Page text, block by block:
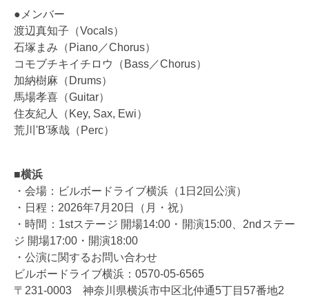
●メンバー
渡辺真知子（Vocals）
石塚まみ（Piano／Chorus）
コモブチキイチロウ（Bass／Chorus）
加納樹麻（Drums）
馬場孝喜（Guitar）
住友紀人（Key, Sax, Ewi）
荒川'B'琢哉（Perc）
■横浜
・会場：ビルボードライブ横浜（1日2回公演）
・日程：2026年7月20日（月・祝）
・時間：1stステージ 開場14:00・開演15:00、2ndステー
ジ 開場17:00・開演18:00
・公演に関するお問い合わせ
ビルボードライブ横浜：0570-05-6565
〒231-0003 神奈川県横浜市中区北仲通5丁目57番地2